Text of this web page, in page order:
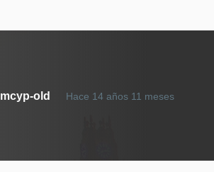
mcyp-old Hace 14 años 11 meses
por